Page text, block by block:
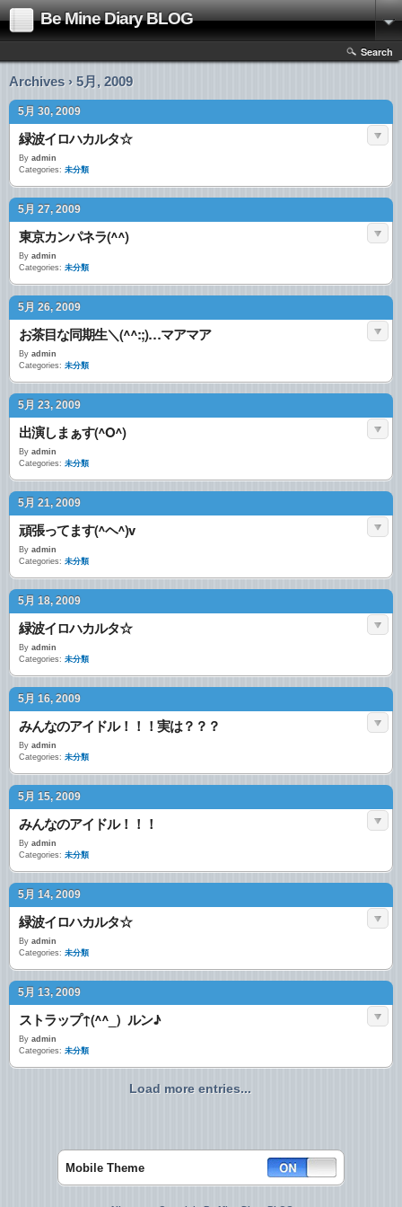
Be Mine Diary BLOG
Search
Archives › 5月, 2009
5月 30, 2009
緑波イロハカルタ☆
By admin
Categories: 未分類
5月 27, 2009
東京カンパネラ(^^)
By admin
Categories: 未分類
5月 26, 2009
お茶目な同期生＼(^^:;)…マアマア
By admin
Categories: 未分類
5月 23, 2009
出演しまぁす(^O^)
By admin
Categories: 未分類
5月 21, 2009
頑張ってます(^ヘ^)v
By admin
Categories: 未分類
5月 18, 2009
緑波イロハカルタ☆
By admin
Categories: 未分類
5月 16, 2009
みんなのアイドル！！！実は？？？
By admin
Categories: 未分類
5月 15, 2009
みんなのアイドル！！！
By admin
Categories: 未分類
5月 14, 2009
緑波イロハカルタ☆
By admin
Categories: 未分類
5月 13, 2009
ストラップ↑(^^_）ルン♪
By admin
Categories: 未分類
Load more entries...
Mobile Theme